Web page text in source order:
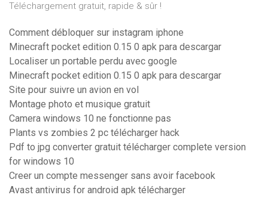
Téléchargement gratuit, rapide & sûr !
Comment débloquer sur instagram iphone
Minecraft pocket edition 0.15 0 apk para descargar
Localiser un portable perdu avec google
Minecraft pocket edition 0.15 0 apk para descargar
Site pour suivre un avion en vol
Montage photo et musique gratuit
Camera windows 10 ne fonctionne pas
Plants vs zombies 2 pc télécharger hack
Pdf to jpg converter gratuit télécharger complete version
for windows 10
Creer un compte messenger sans avoir facebook
Avast antivirus for android apk télécharger